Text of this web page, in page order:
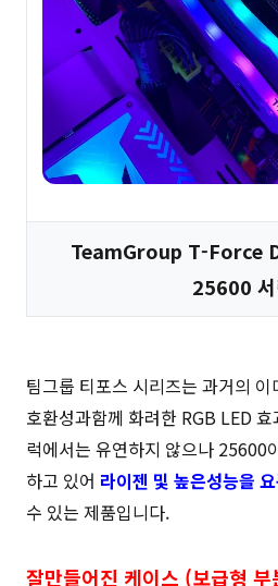
TeamGroup T-Force
25600 서
팀그룹 티포스 시리즈는 과거의
호환성과함께 화려한 RGB LED
럭에서는 유연하지 않으나 25600
하고 있어 라이젠 및 높은성능을
수 있는 제품입니다.
잘만들어진 케이스 (보급형 부